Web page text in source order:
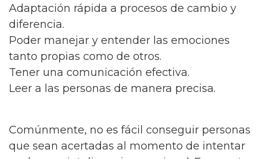
Adaptación rápida a procesos de cambio y
diferencia.
Poder manejar y entender las emociones
tanto propias como de otros.
Tener una comunicación efectiva.
Leer a las personas de manera precisa.
Comúnmente, no es fácil conseguir personas
que sean acertadas al momento de intentar